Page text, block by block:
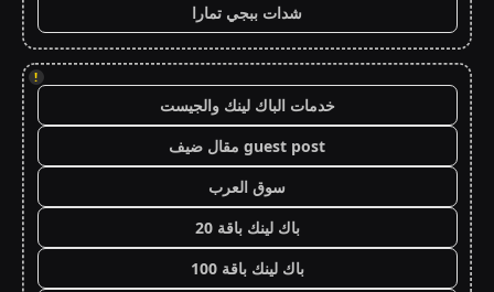
شدات ببجي تمارا
!
خدمات الباك لينك والجيست
guest post مقال ضيف
سوق العرب
باك لينك باقة 20
باك لينك باقة 100